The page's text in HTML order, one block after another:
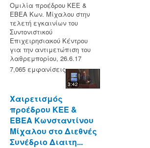
Ομιλία προέδρου ΚΕΕ &
ΕΒΕΑ Κων. Μίχαλου στην
τελετή εγκαινίων του
Συντονιστικού
Επιχειρησιακού Κέντρου
για την αντιμετώπιση του
λαθρεμπορίου, 26.6.17
7,065 εμφανίσεις
3:42
Χαιρετισμός
προέδρου ΚΕΕ &
ΕΒΕΑ Κωνσταντίνου
Μίχαλου στο Διεθνές
Συνέδριο Διαιτη...